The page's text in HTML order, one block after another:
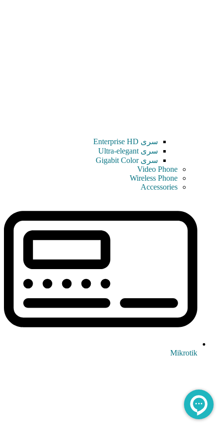
سری Enterprise HD
سری Ultra-elegant
سری Gigabit Color
Video Phone
Wireless Phone
Accessories
Mikrotik